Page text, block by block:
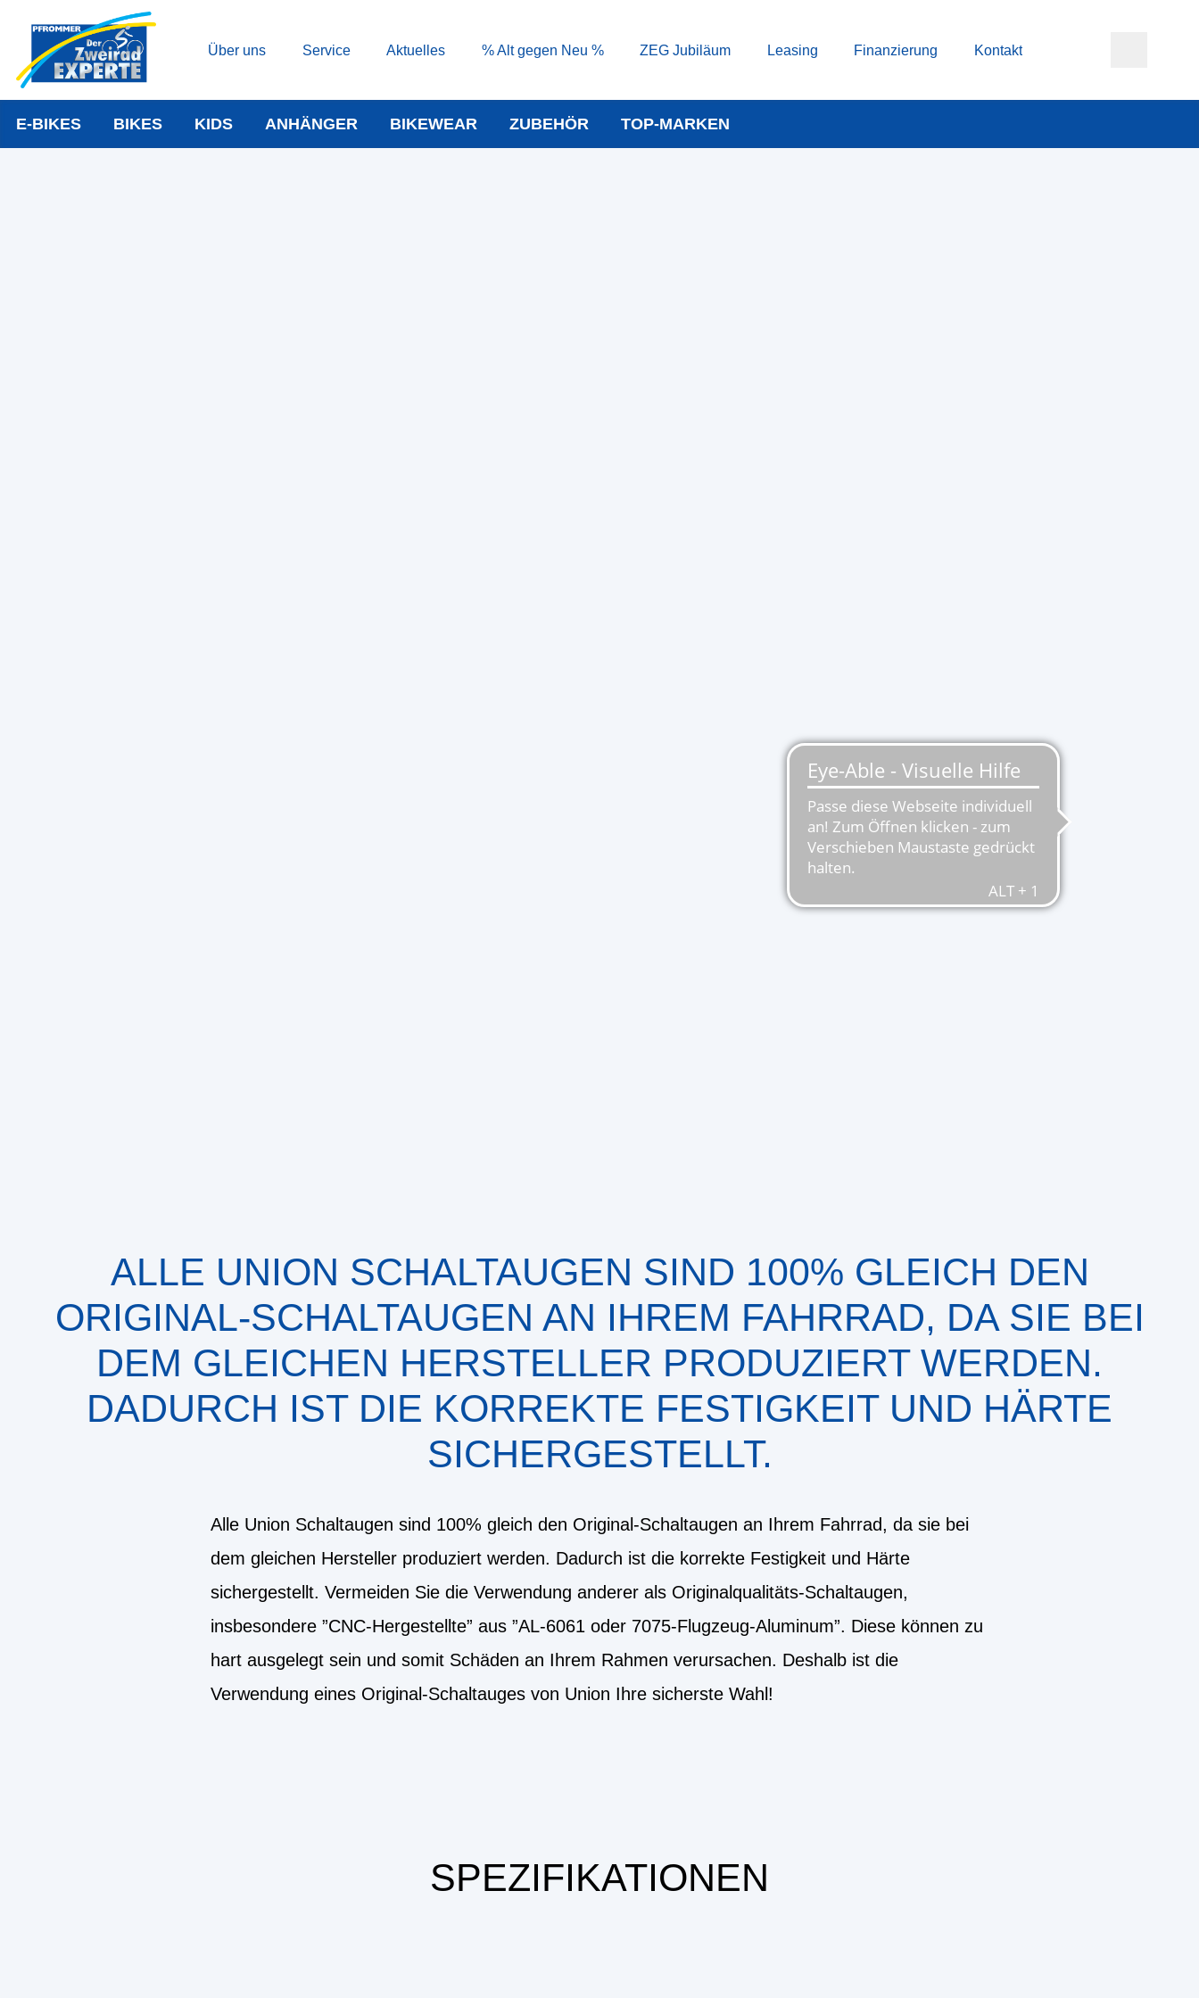
Über uns Service Aktuelles % Alt gegen Neu % ZEG Jubiläum Leasing Finanzierung Kontakt
E-BIKES BIKES KIDS ANHÄNGER BIKEWEAR ZUBEHÖR TOP-MARKEN
ALLE UNION SCHALTAUGEN SIND 100% GLEICH DEN
ORIGINAL-SCHALTAUGEN AN IHREM FAHRRAD, DA SIE BEI
DEM GLEICHEN HERSTELLER PRODUZIERT WERDEN.
DADURCH IST DIE KORREKTE FESTIGKEIT UND HÄRTE
SICHERGESTELLT.
Alle Union Schaltaugen sind 100% gleich den Original-Schaltaugen an Ihrem Fahrrad, da sie bei
dem gleichen Hersteller produziert werden. Dadurch ist die korrekte Festigkeit und Härte
sichergestellt. Vermeiden Sie die Verwendung anderer als Originalqualitäts-Schaltaugen,
insbesondere ”CNC-Hergestellte” aus ”AL-6061 oder 7075-Flugzeug-Aluminum”. Diese können zu
hart ausgelegt sein und somit Schäden an Ihrem Rahmen verursachen. Deshalb ist die
Verwendung eines Original-Schaltauges von Union Ihre sicherste Wahl!
SPEZIFIKATIONEN